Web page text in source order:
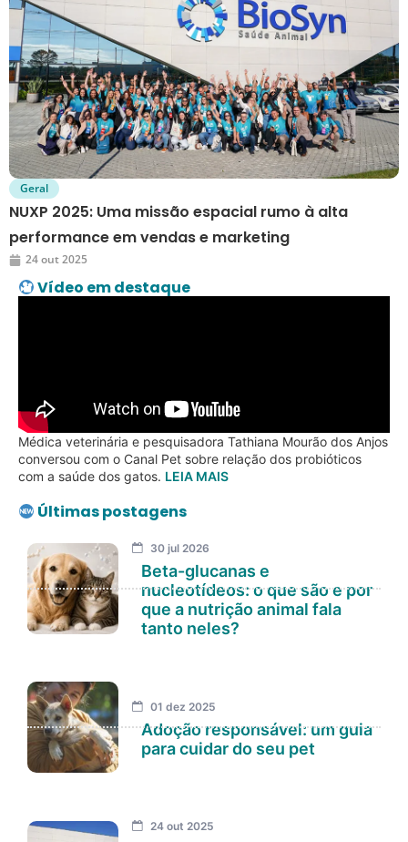
Geral
NUXP 2025: Uma missão espacial rumo à alta
performance em vendas e marketing
24 out 2025
Vídeo em destaque
Médica veterinária e pesquisadora Tathiana Mourão dos Anjos
conversou com o Canal Pet sobre relação dos probióticos
com a saúde dos gatos. LEIA MAIS
Últimas postagens
30 jul 2026
Beta-glucanas e
nucleotídeos: o que são e por
que a nutrição animal fala
tanto neles?
01 dez 2025
Adoção responsável: um guia
para cuidar do seu pet
24 out 2025